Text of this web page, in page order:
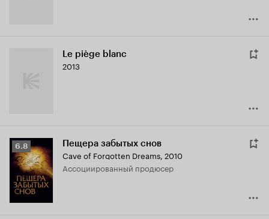
Le piège blanc
2013
Рейтинг
Кинопоиска
6.8
6.8 Пещера забытых снов
Cave of Forgotten Dreams, 2010
ассоциированный продюсер